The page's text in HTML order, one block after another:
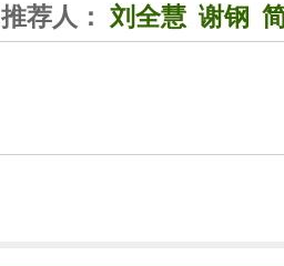
推荐人： 刘全慧 谢钢